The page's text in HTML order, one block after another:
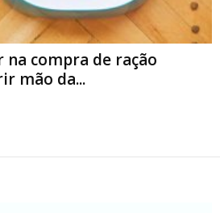
na compra de ração
mão da...